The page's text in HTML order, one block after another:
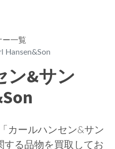
ー一覧
Hansen&Son
ン&サン
カールハンセン&サン
する品物を買取してお